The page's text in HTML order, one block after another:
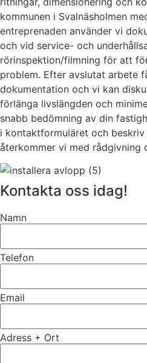
kommunen i Svalnäsholmen
entreprenaden använder vi
och vid service- och
rörinspektion/filmning för att
problem. Efter avslutat arbete
dokumentation och vi kan
förlänga livslängden och
snabb bedömning av din
i kontaktformuläret och
återkommer vi med rådgivning
Kontakta oss idag!
Namn
Telefon
Email
Adress + Ort